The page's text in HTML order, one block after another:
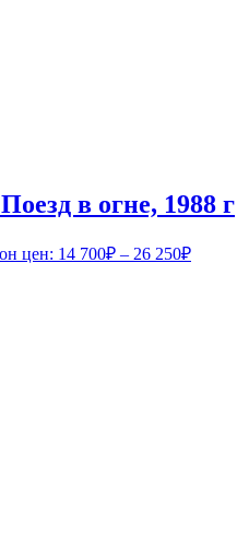
в огне, 1988 г
цен: 14 700₽ – 26 250₽